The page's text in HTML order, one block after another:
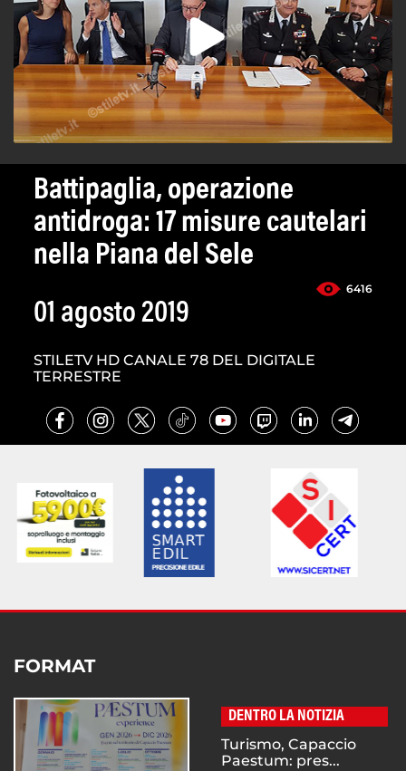
Battipaglia, operazione
antidroga: 17 misure cautelari
nella Piana del Sele
6416
01 agosto 2019
STILETV HD CANALE 78 DEL DIGITALE
TERRESTRE
FORMAT
DENTRO LA NOTIZIA
Turismo, Capaccio
Paestum: pres...